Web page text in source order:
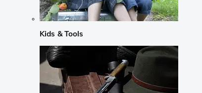
Kids & Tools